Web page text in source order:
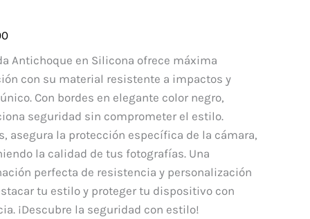
Antichoque en Silicona ofrece máxima
con su material resistente a impactos y
Con bordes en elegante color negro,
seguridad sin comprometer el estilo.
asegura la protección específica de la cámara,
la calidad de tus fotografías. Una
perfecta de resistencia y personalización
tu estilo y proteger tu dispositivo con
¡Descubre la seguridad con estilo!